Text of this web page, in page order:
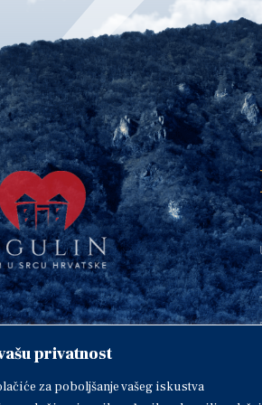
privatnost
za poboljšanje vašeg iskustva
© 2018. Grad Ogulin,
prava pridržana.